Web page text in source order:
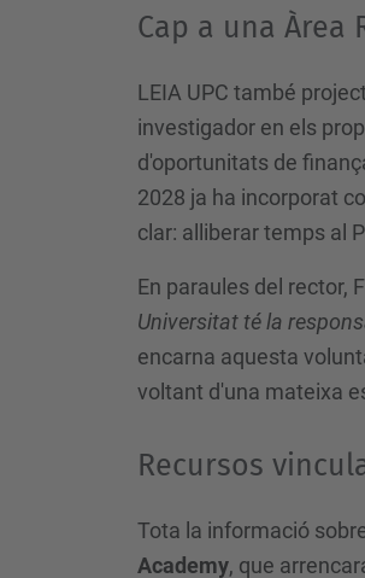
Cap a una Àrea
LEIA UPC també
investigador en els
d'oportunitats de
2028 ja ha incorporat
clar: alliberar temps al
En paraules del rector,
Universitat té la
encarna aquesta
voltant d'una mateixa
Recursos
Tota la informació
Academy, que